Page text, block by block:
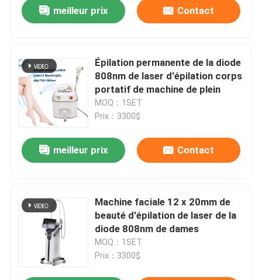
Produits
Vidéos
meilleur prix Contact
Épilation permanente de la diode
808nm de laser d'épilation corps
portatif de machine de plein
MOQ：1SET
Prix：3300$
meilleur prix Contact
Machine faciale 12 x 20mm de
beauté d'épilation de laser de la
diode 808nm de dames
MOQ：1SET
Prix：3300$